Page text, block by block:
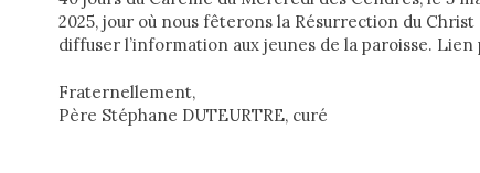
2025, jour où nous fêterons la Résurrection du
diffuser l’information aux jeunes de la paroisse.
Fraternellement,
Père Stéphane DUTEURTRE, curé